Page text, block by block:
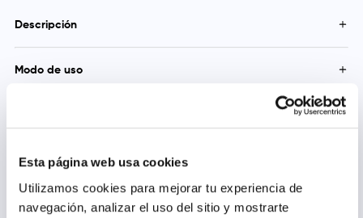
Esta página web usa cookies
Utilizamos cookies para mejorar tu experiencia de
navegación, analizar el uso del sitio y mostrarte
Descripción
Nutre en profundidad y aporta suavidad al pelo por más
Modo de uso
Mascarilla: Después del shampoo, aplica en el cabello húmedo
y déjalo por 1 minuto. Enjuaga. Acondicionador: después del
shampoo, aplica en el cabello desde la raíz hasta las puntas.
contacto con los ojos, enjuague con abundante agua.